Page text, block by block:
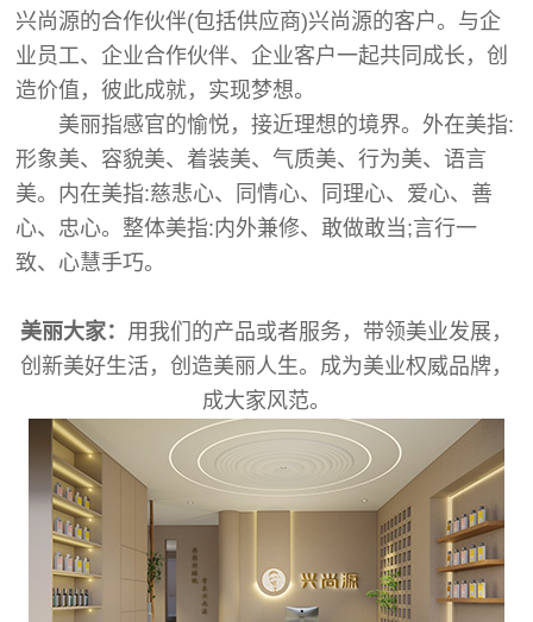
兴尚源的合作伙伴(包括供应商)兴尚源的客户。与企
业员工、企业合作伙伴、企业客户一起共同成长，创
造价值，彼此成就，实现梦想。
美丽指感官的愉悦，接近理想的境界。外在美指:
形象美、容貌美、着装美、气质美、行为美、语言
美。内在美指:慈悲心、同情心、同理心、爱心、善
心、忠心。整体美指:内外兼修、敢做敢当;言行一
致、心慧手巧。
美丽大家： 用我们的产品或者服务，带领美业发展，
创新美好生活，创造美丽人生。成为美业权威品牌，
成大家风范。